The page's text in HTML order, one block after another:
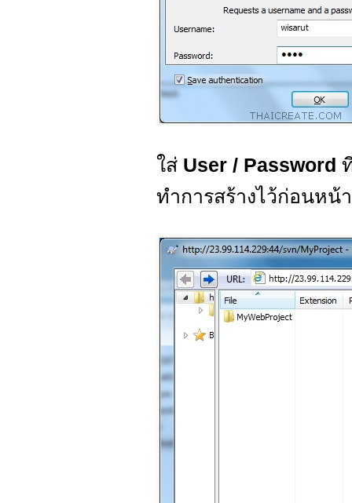
ใส่ User / Password
ทำการสร้างไว้ก่อนหน้